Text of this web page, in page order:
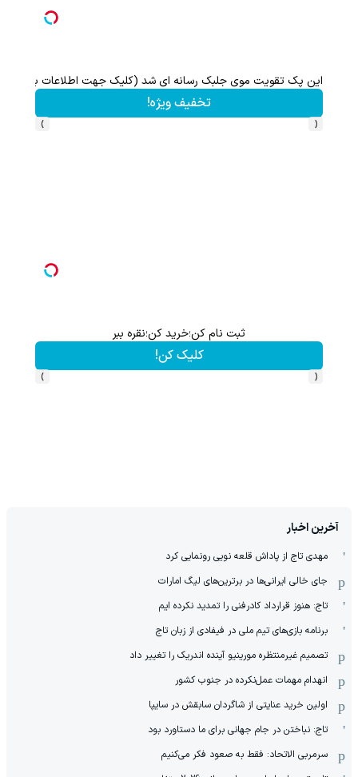
این پک تقویت موی جلبک رسانه ای شد (کلیک جهت اطلاعات بیشتر)
تخفیف ویژه!
‹
›
ثبت نام کن؛خرید کن؛نقره ببر
کلیک کن!
‹
›
آخرین اخبار
مهدی تاج از پاداش قلعه نویی رونمایی کرد
جای خالی ایرانی‌ها در برترین‌های لیگ امارات
تاج: هنوز قرارداد کادرفنی را تمدید نکرده ایم
برنامه بازی‌های تیم ملی در فیفادی از زبان تاج
تصمیم غیرمنتظره مورینیو آینده اندریک را تغییر داد
انهدام مهمات عمل‌نکرده در جنوب کشور
اولین خرید عنایتی از شاگردان سابقش در سایپا
تاج: نباختن در جام جهانی برای ما دستاورد بود
سرمربی الاتحاد: فقط به صعود فکر می‌کنیم